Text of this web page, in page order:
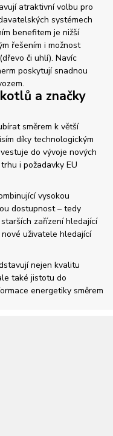
atraktivní volbu pro
systémech
benefitem je nižší
řešením i možnost
či uhlí). Navíc
poskytují snadnou
a značky
směrem k větší
díky technologickým
do vývoje nových
i požadavky EU
vysokou
dostupnost – tedy
zařízení hledající
uživatele hledající
nejen kvalitu
také jistotu do
energetiky směrem